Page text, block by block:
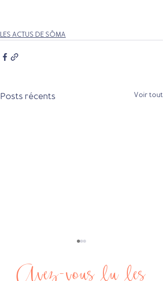
LES ACTUS DE SÔMA
Posts récents Voir tout